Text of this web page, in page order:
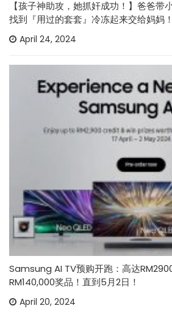
【孩子神助攻，她抓奸成功！】爸爸
找到『用过的套套』冷冻起来交给妈妈！
April 24, 2024
Samsung AI TV预购开跑：高达
RM140,000奖品！直到5月2日！
April 20, 2024